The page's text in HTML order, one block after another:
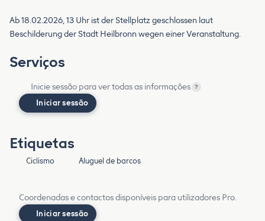
Ab 18.02.2026, 13 Uhr ist der Stellplatz geschlossen laut
Beschilderung der Stadt Heilbronn wegen einer Veranstaltung.
Serviços
Inicie sessão para ver todas as informações ?
Iniciar sessão
Etiquetas
Ciclismo Aluguel de barcos
Coordenadas e contactos disponíveis para utilizadores Pro.
Iniciar sessão